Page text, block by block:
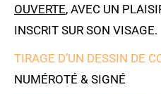
OUVERTE, AVEC UN
INSCRIT SUR SON VISAGE.
TIRAGE D’UN DESSIN DE
NUMÉROTÉ & SIGNÉ